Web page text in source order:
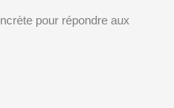
pour répondre aux